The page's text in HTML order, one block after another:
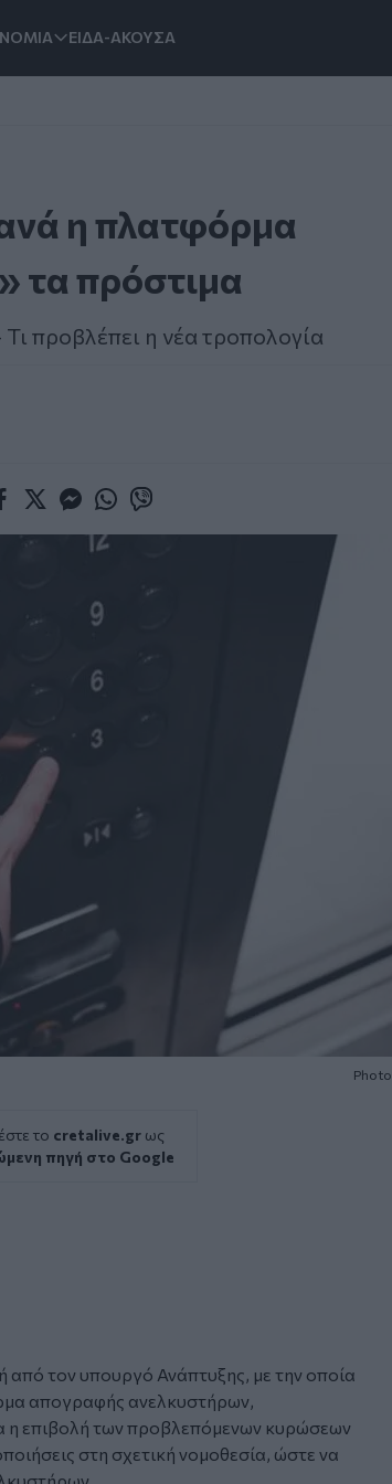
ΕΙΔΑ-ΑΚΟΥΣΑ
η πλατφόρμα
τα πρόστιμα
προβλέπει η νέα τροπολογία
Photo
το cretalive.gr ως
πηγή στο Google
από τον υπουργό Ανάπτυξης, με την οποία
απογραφής ανελκυστήρων,
η επιβολή των προβλεπόμενων κυρώσεων
στη σχετική νομοθεσία, ώστε να